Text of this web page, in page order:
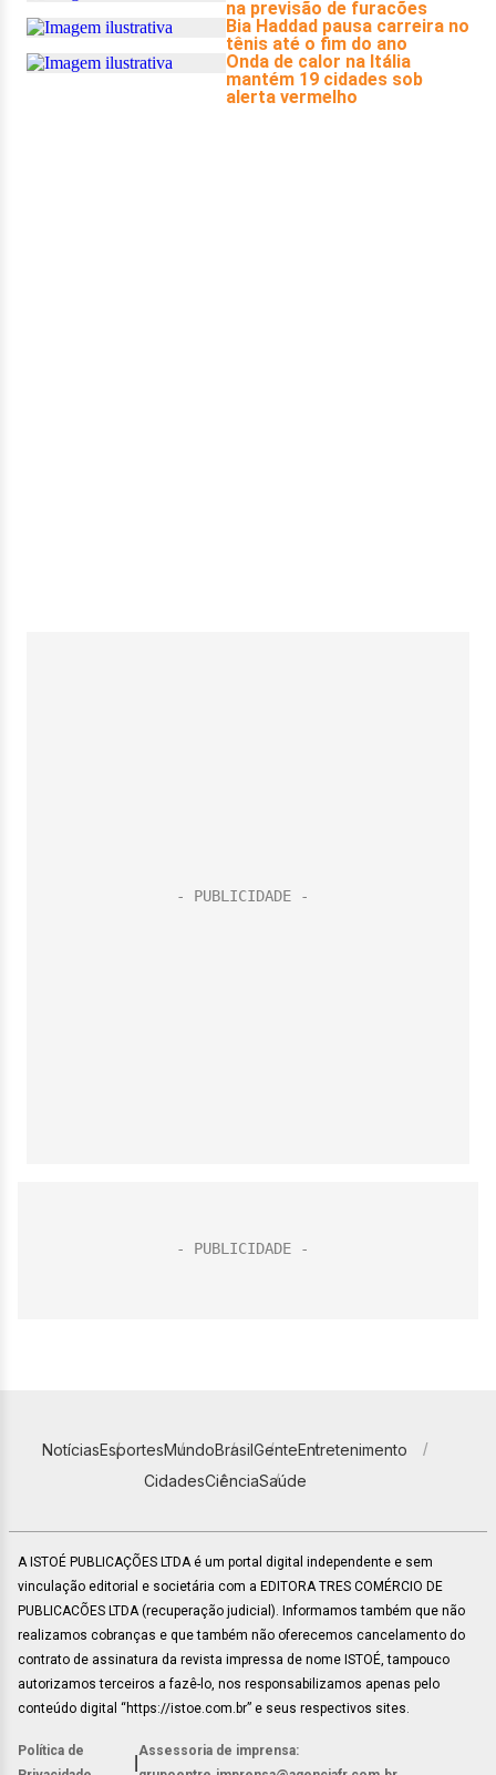
NotíciasEsportesMundoBrasilGenteEntretenimento
CidadesCiênciaSaúde
A ISTOÉ PUBLICAÇÕES LTDA é um portal digital independente e sem
vinculação editorial e societária com a EDITORA TRES COMÉRCIO DE
PUBLICACÕES LTDA (recuperação judicial). Informamos também que não
realizamos cobranças e que também não oferecemos cancelamento do
contrato de assinatura da revista impressa de nome ISTOÉ, tampouco
autorizamos terceiros a fazê-lo, nos responsabilizamos apenas pelo
conteúdo digital “https://istoe.com.br” e seus respectivos sites.
Política de
Assessoria de imprensa: